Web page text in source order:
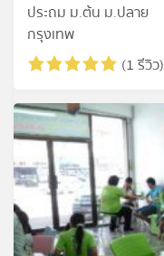
ประถม ม.ต้น ม.ปลาย
กรุงเทพ
(1 รีวิว)